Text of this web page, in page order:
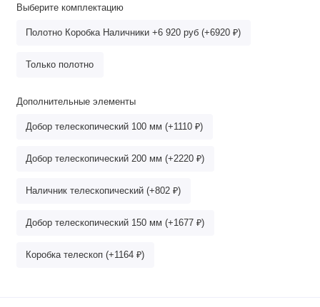
Выберите комплектацию
Полотно Коробка Наличники +6 920 руб (+6920 ₽)
Только полотно
Дополнительные элементы
Добор телескопический 100 мм (+1110 ₽)
Добор телескопический 200 мм (+2220 ₽)
Наличник телескопический (+802 ₽)
Добор телескопический 150 мм (+1677 ₽)
Коробка телескоп (+1164 ₽)